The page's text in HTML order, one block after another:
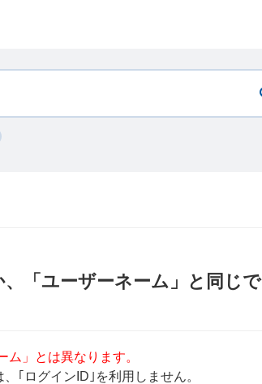
、「ユーザーネーム」と同じで
」とは異なります。
｢ログインID｣を利用しません。